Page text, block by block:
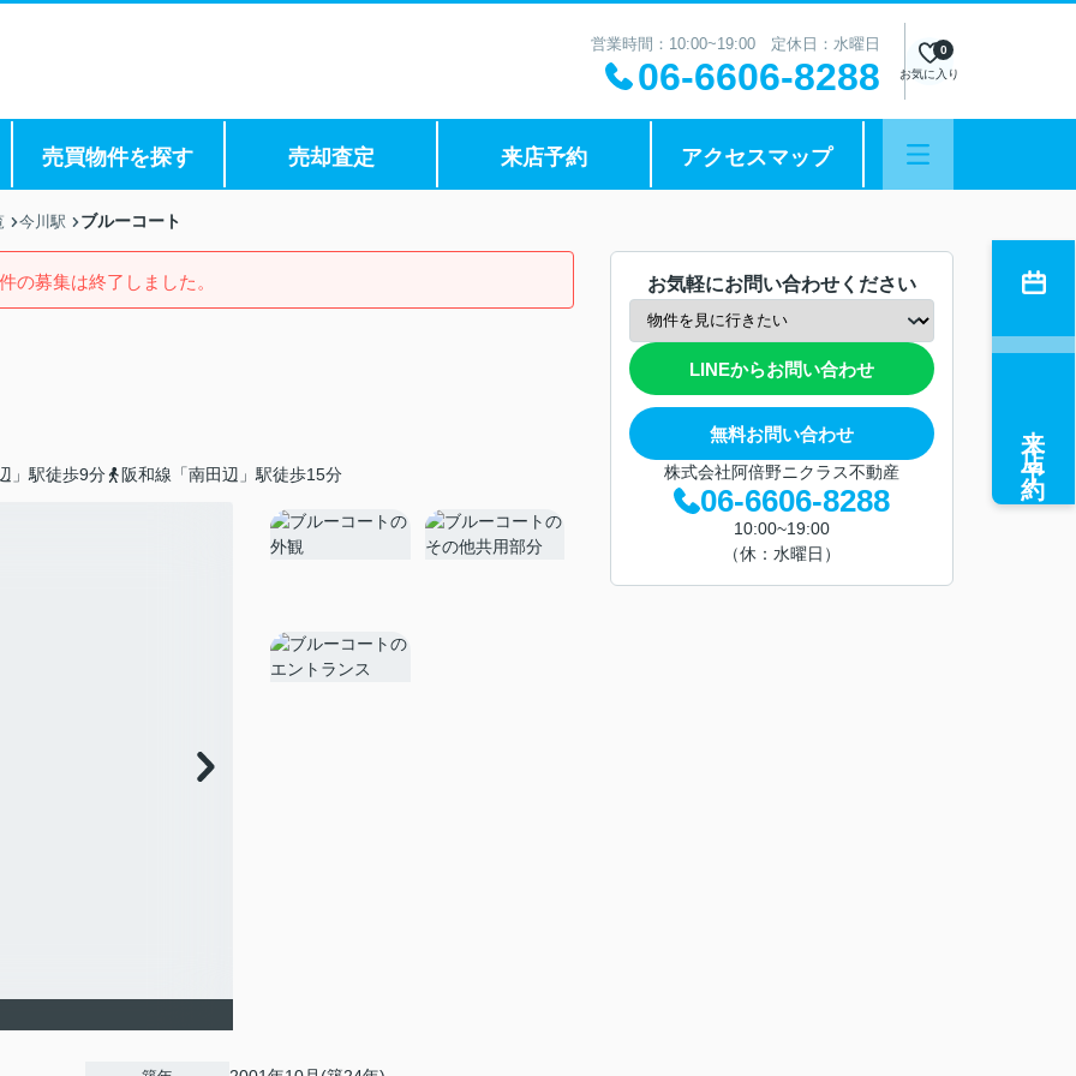
営業時間：10:00~19:00 定休日：水曜日
06-6606-8288 お気に入り
0
売買物件を探す 売却査定 来店予約 アクセスマップ
今川駅 ブルーコート
の募集は終了しました。
」駅徒歩9分 阪和線「南田辺」駅徒歩15分
お気軽にお問い合わせください
LINEからお問い合わせ
無料お問い合わせ
株式会社阿倍野ニクラス不動産
06-6606-8288
10:00~19:00
（休：水曜日）
来店予約